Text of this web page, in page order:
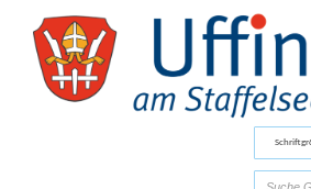
Bilder mit freundlicher Unterstützung von Fotograf